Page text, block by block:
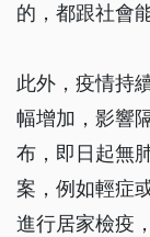
的，都跟社會
此外，疫情持
幅增加，影響
布，即日起無
案，例如輕症
進行居家檢疫